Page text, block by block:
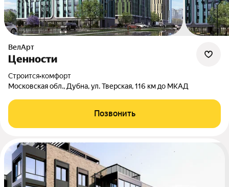
ВелАрт
Ценности
Строится•комфорт
Московская обл., Дубна, ул. Тверская, 116 км до МКАД
Позвонить